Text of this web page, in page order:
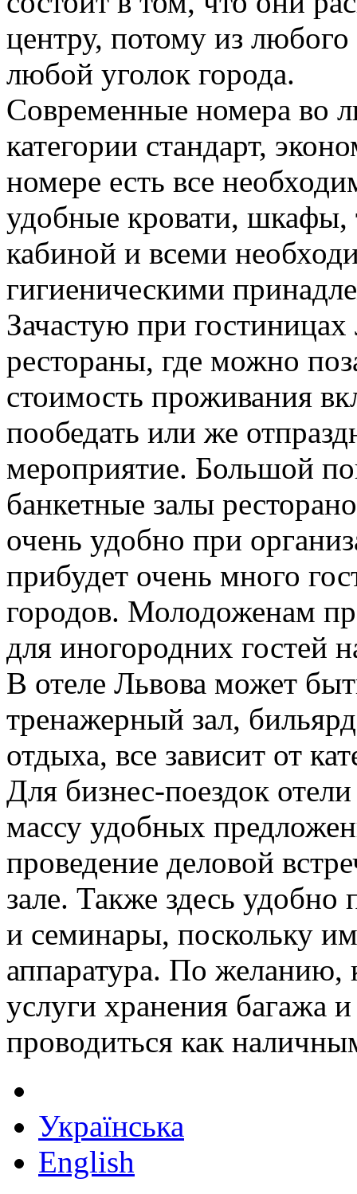
центру, потому из
любой уголок города.
Современные номера во
категории стандарт,
номере есть все
удобные кровати, шкафы,
кабиной и всеми
гигиеническими
Зачастую при
рестораны, где можно
стоимость проживания
пообедать или же
мероприятие. Большой
банкетные залы
очень удобно при
прибудет очень много
городов. Молодоженам
для иногородних гостей
В отеле Львова может
тренажерный зал,
отдыха, все зависит от
Для бизнес-поездок
массу удобных
проведение деловой
зале. Также здесь
и семинары, поскольку
аппаратура. По желанию,
услуги хранения багажа
проводиться как
Українська
English